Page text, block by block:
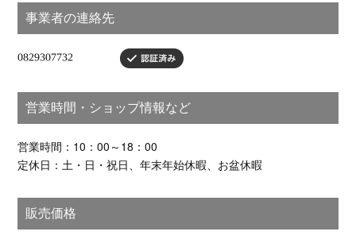
事業者の連絡先
営業時間・ショップ情報など
営業時間：10：00～18：00
定休日：土・日・祝日、年末年始休暇、お盆休暇
販売価格